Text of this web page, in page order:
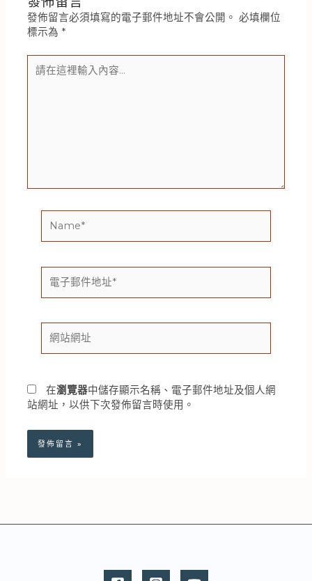
發佈留言必須填寫的電子郵件地址不會公開。 必填欄位
標示為 *
在
子
郵
地
址
站
網
在瀏覽器中儲存顯示名稱、電子郵件地址及個人網
站網址，以供下次發佈留言時使用。